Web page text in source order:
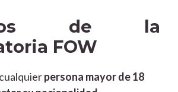
de la
FOW
persona mayor de 18